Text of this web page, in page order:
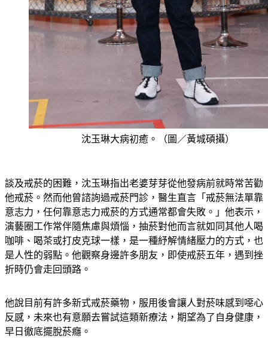
沈玉琳大病初癒。（圖／黃城碩攝）
談及戒菸的困難，沈玉琳指出老婆芽芽從他發病前就時常苦勸
他戒菸。然而他曾諮詢過戒菸門診，醫生直言「戒菸無法單靠
意志力，任何靠意志力戒菸的方式通常都會失敗。」他表示，
演藝圈工作常伴隨焦慮與煩惱，抽菸對他而言就如同其他人喝
咖啡、喝茶或打皮克球一樣，是一種紓解情緒壓力的方式，也
是人性的弱點。他觀察身邊許多朋友，即使戒菸五年，遇到挫
折時仍會走回頭路。
他說目前有許多新式戒菸藥物，服用後會讓人對菸味感到噁心
反感，未來也有意願去嘗試這類新療法，期望為了自身健康，
早日徹底擺脫菸癮。